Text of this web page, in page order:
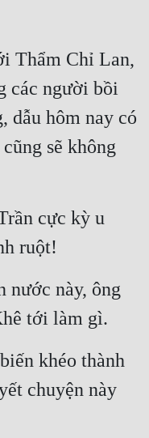
Thẩm Chỉ Lan,
các người bồi
dẫu hôm nay có
sẽ không
cực kỳ u
ruột!
nước này, ông
tới làm gì.
khéo thành
chuyện này